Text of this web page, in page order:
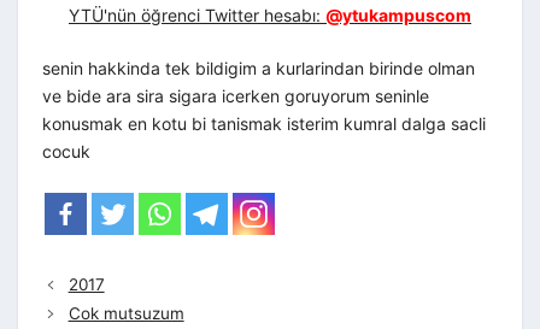
YTÜ'nün öğrenci Twitter hesabı: @ytukampuscom
senin hakkinda tek bildigim a kurlarindan birinde olman
ve bide ara sira sigara icerken goruyorum seninle
konusmak en kotu bi tanismak isterim kumral dalga sacli
cocuk
2017
Cok mutsuzum